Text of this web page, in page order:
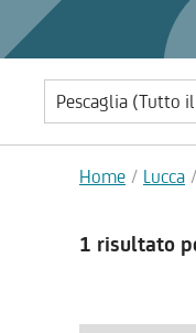
Home Lucca
1 risultato